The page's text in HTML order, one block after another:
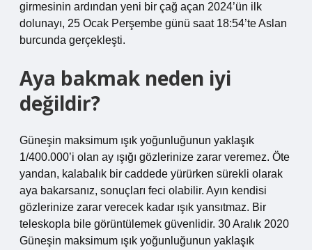
girmesinin ardından yeni bir çağ açan 2024’ün ilk
dolunayı, 25 Ocak Perşembe günü saat 18:54’te Aslan
burcunda gerçekleşti.
Aya bakmak neden iyi
değildir?
Güneşin maksimum ışık yoğunluğunun yaklaşık
1/400.000’i olan ay ışığı gözlerinize zarar veremez. Öte
yandan, kalabalık bir caddede yürürken sürekli olarak
aya bakarsanız, sonuçları feci olabilir. Ayın kendisi
gözlerinize zarar verecek kadar ışık yansıtmaz. Bir
teleskopla bile görüntülemek güvenlidir. 30 Aralık 2020
Güneşin maksimum ışık yoğunluğunun yaklaşık